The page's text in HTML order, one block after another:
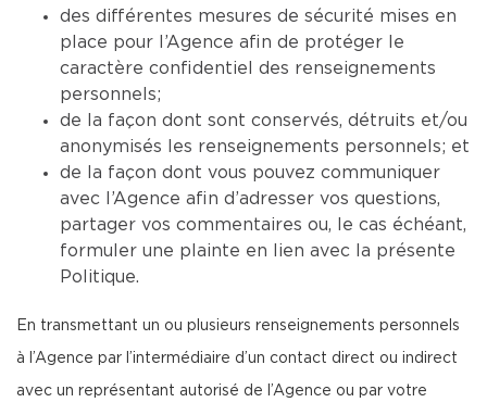
des différentes mesures de sécurité mises en
place pour l’Agence afin de protéger le
caractère confidentiel des renseignements
personnels;
de la façon dont sont conservés, détruits et/ou
anonymisés les renseignements personnels; et
de la façon dont vous pouvez communiquer
avec l’Agence afin d’adresser vos questions,
partager vos commentaires ou, le cas échéant,
formuler une plainte en lien avec la présente
Politique.
En transmettant un ou plusieurs renseignements personnels
à l’Agence par l’intermédiaire d’un contact direct ou indirect
avec un représentant autorisé de l’Agence ou par votre